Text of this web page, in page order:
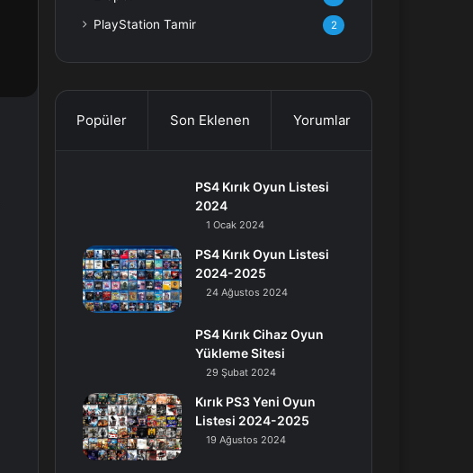
PlayStation Tamir 2
Popüler Son Eklenen Yorumlar
PS4 Kırık Oyun Listesi
2024
1 Ocak 2024
PS4 Kırık Oyun Listesi
2024-2025
24 Ağustos 2024
PS4 Kırık Cihaz Oyun
Yükleme Sitesi
29 Şubat 2024
Kırık PS3 Yeni Oyun
Listesi 2024-2025
19 Ağustos 2024